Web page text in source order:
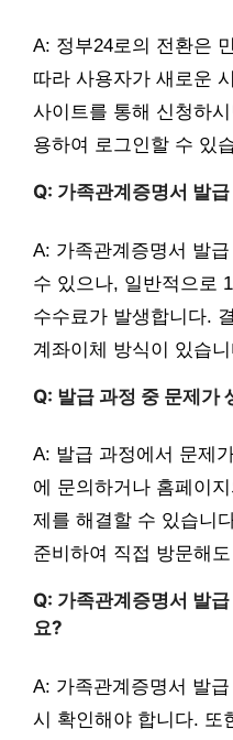
A: 정부24로의 전환은
따라 사용자가 새로운
사이트를 통해 신청하
용하여 로그인할 수 있
Q: 가족관계증명서 발
A: 가족관계증명서 발
수 있으나, 일반적으로
수수료가 발생합니다.
계좌이체 방식이 있습
Q: 발급 과정 중 문제가
A: 발급 과정에서 문제
에 문의하거나 홈페이
제를 해결할 수 있습니
준비하여 직접 방문해
Q: 가족관계증명서 발
요?
A: 가족관계증명서 발
시 확인해야 합니다. 또